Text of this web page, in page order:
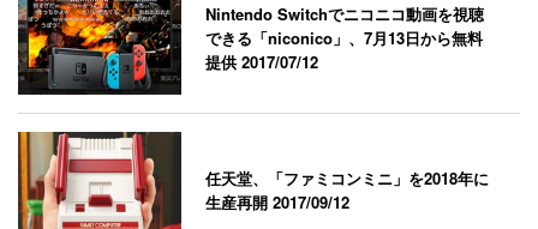
Nintendo Switchでニコニコ動画を視聴
できる「niconico」、7月13日から無料
提供2017/07/12
任天堂、「ファミコンミニ」を2018年に
生産再開2017/09/12